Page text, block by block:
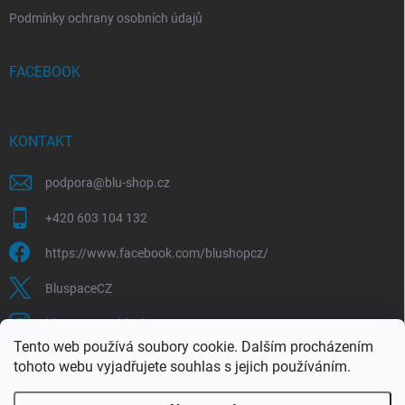
Tento web používá soubory cookie. Dalším procházením
tohoto webu vyjadřujete souhlas s jejich používáním.
Podmínky ochrany osobních údajů
FACEBOOK
KONTAKT
podpora@blu-shop.cz
+420 603 104 132
https://www.facebook.com/blushopcz/
BluspaceCZ
bluspace.cz_blushop.cz
Blu-space.cz Blu-shop.cz Štěpán Čermák